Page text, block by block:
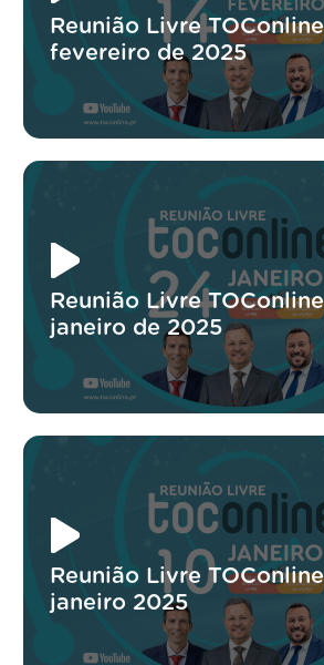
Reunião Livre
fevereiro de 2025
Reunião Livre
janeiro de 2025
Reunião Livre
janeiro 2025